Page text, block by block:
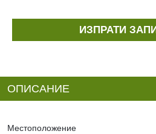
ИЗПРАТИ
ОПИСАНИЕ
Местоположение